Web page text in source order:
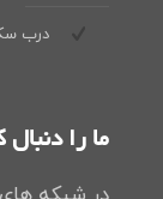
درب
ما را دنبال